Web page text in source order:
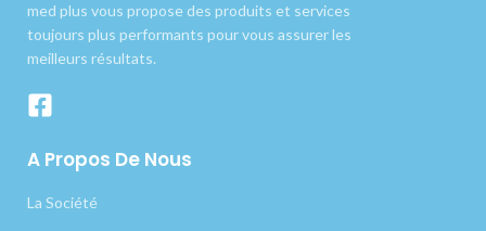
med plus vous propose des produits et services
toujours plus performants pour vous assurer les
meilleurs résultats.
A Propos De Nous
La Société